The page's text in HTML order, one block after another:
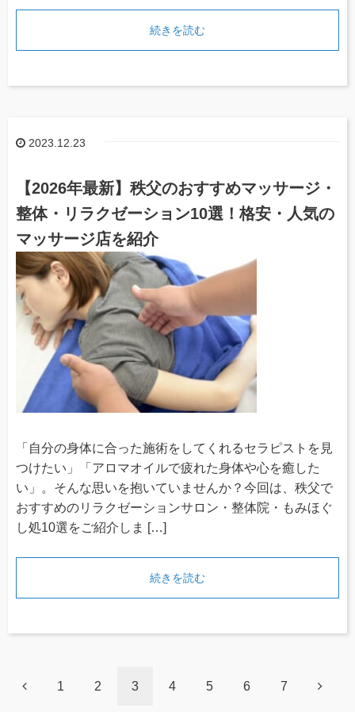
続きを読む
2023.12.23
【2026年最新】秩父のおすすめマッサージ・
整体・リラクゼーション10選！格安・人気の
マッサージ店を紹介
「自分の身体に合った施術をしてくれるセラピストを見
つけたい」「アロマオイルで疲れた身体や心を癒した
い」。そんな思いを抱いていませんか？今回は、秩父で
おすすめのリラクゼーションサロン・整体院・もみほぐ
し処10選をご紹介しま […]
続きを読む
1 2 3 4 5 6 7